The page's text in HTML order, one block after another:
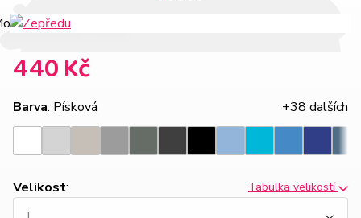
440 Kč
Barva: Písková
+38 dalších
šedýšedášedýbřidlicegray
modrá
modrámodrá
Velikost: Tabulka velikostí